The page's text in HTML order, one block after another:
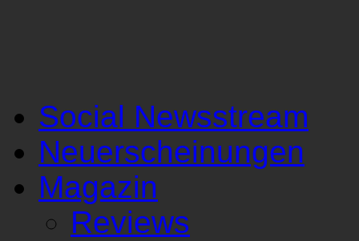
Social Newsstream
Neuerscheinungen
Magazin
Reviews